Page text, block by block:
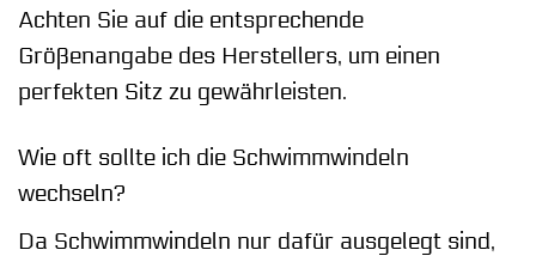
Achten Sie auf die entsprechende
Größenangabe des Herstellers, um einen
perfekten Sitz zu gewährleisten.
Wie oft sollte ich die Schwimmwindeln
wechseln?
Da Schwimmwindeln nur dafür ausgelegt sind,